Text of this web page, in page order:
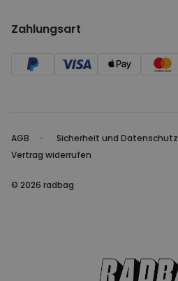
Zahlungsart
AGB Sicherheit und Datenschutz
Vertrag widerrufen
© 2026 radbag